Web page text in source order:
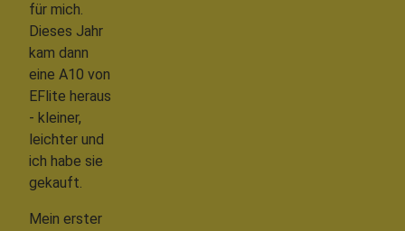
für mich.
Dieses Jahr
kam dann
eine A10 von
EFlite heraus
- kleiner,
leichter und
ich habe sie
gekauft.
Mein erster